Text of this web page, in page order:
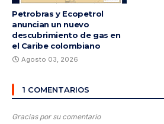
Petrobras y Ecopetrol
anuncian un nuevo
descubrimiento de gas en
el Caribe colombiano
Agosto 03, 2026
1 COMENTARIOS
Gracias por su comentario